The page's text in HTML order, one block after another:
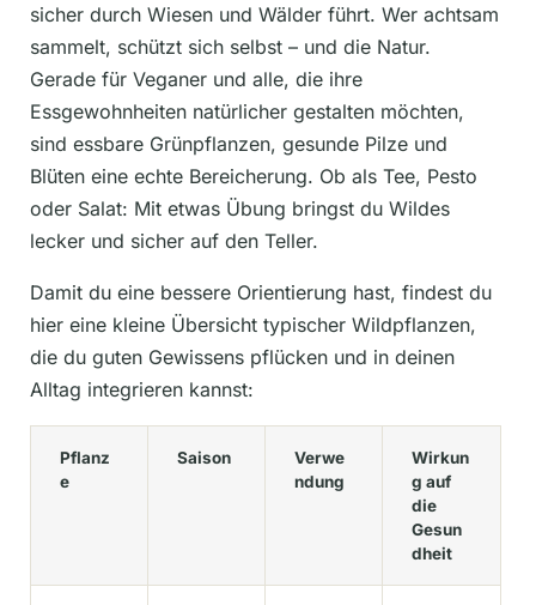
sicher durch Wiesen und Wälder führt. Wer achtsam
sammelt, schützt sich selbst – und die Natur.
Gerade für Veganer und alle, die ihre
Essgewohnheiten natürlicher gestalten möchten,
sind essbare Grünpflanzen, gesunde Pilze und
Blüten eine echte Bereicherung. Ob als Tee, Pesto
oder Salat: Mit etwas Übung bringst du Wildes
lecker und sicher auf den Teller.
Damit du eine bessere Orientierung hast, findest du
hier eine kleine Übersicht typischer Wildpflanzen,
die du guten Gewissens pflücken und in deinen
Alltag integrieren kannst:
Pflanz
e
Saison
Verwe
ndung
Wirkun
g auf
die
Gesun
dheit